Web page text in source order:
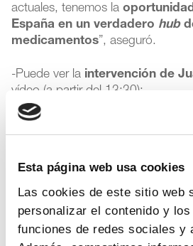
Esta página web usa cookies
Las cookies de este sitio web
personalizar el contenido y
funciones de redes sociales y
actuales, tenemos la
España en un verdadero hub
medicamentos”, aseguró.
-Puede ver la intervención de
vídeo (a partir del 13:30):